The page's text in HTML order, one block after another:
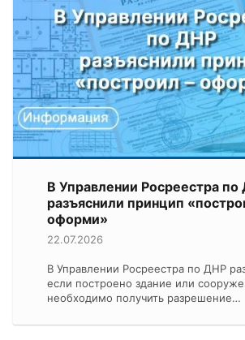
В Управлении Росреестра
разъяснили принцип
оформи»
22.07.2026
В Управлении Росреестра по ДНР
если построено здание или
необходимо получить разрешение…